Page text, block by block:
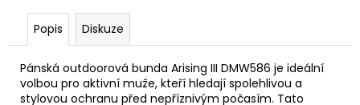
Popis Diskuze
Pánská outdoorová bunda Arising III DMW586 je ideální
volbou pro aktivní muže, kteří hledají spolehlivou a
stylovou ochranu před nepříznivým počasím. Tato